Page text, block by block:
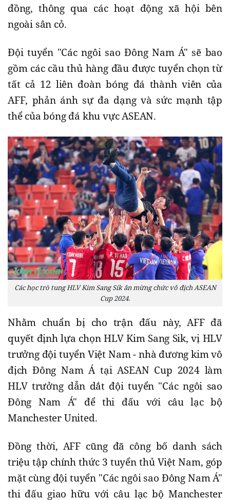
đồng, thông qua các hoạt động xã hội bên
ngoài sân cỏ.
Đội tuyển "Các ngôi sao Đông Nam Á" sẽ bao
gồm các cầu thủ hàng đầu được tuyển chọn từ
tất cả 12 liên đoàn bóng đá thành viên của
AFF, phản ánh sự đa dạng và sức mạnh tập
thể của bóng đá khu vực ASEAN.
Các học trò tung HLV Kim Sang Sik ăn mừng chức vô địch ASEAN
Cup 2024.
Nhằm chuẩn bị cho trận đấu này, AFF đã
quyết định lựa chọn HLV Kim Sang Sik, vị HLV
trưởng đội tuyển Việt Nam - nhà đương kim vô
địch Đông Nam Á tại ASEAN Cup 2024 làm
HLV trưởng dẫn dắt đội tuyển "Các ngôi sao
Đông Nam Á" để thi đấu với câu lạc bộ
Manchester United.
Đồng thời, AFF cũng đã công bố danh sách
triệu tập chính thức 3 tuyển thủ Việt Nam, góp
mặt cùng đội tuyển "Các ngôi sao Đông Nam Á"
thi đấu giao hữu với câu lạc bộ Manchester